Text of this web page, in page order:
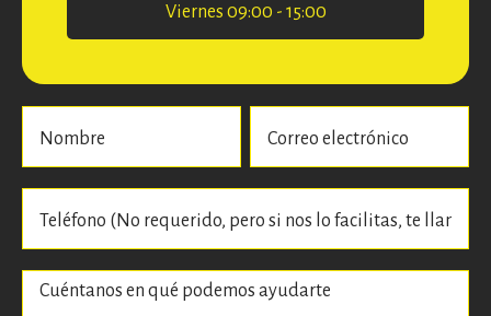
Viernes 09:00 - 15:00